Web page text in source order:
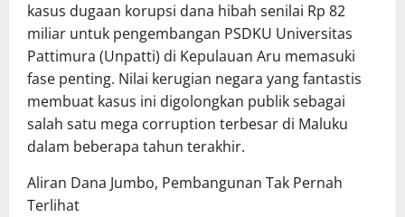
kasus dugaan korupsi dana hibah senilai Rp 82
miliar untuk pengembangan PSDKU Universitas
Pattimura (Unpatti) di Kepulauan Aru memasuki
fase penting. Nilai kerugian negara yang fantastis
membuat kasus ini digolongkan publik sebagai
salah satu mega corruption terbesar di Maluku
dalam beberapa tahun terakhir.
Aliran Dana Jumbo, Pembangunan Tak Pernah
Terlihat